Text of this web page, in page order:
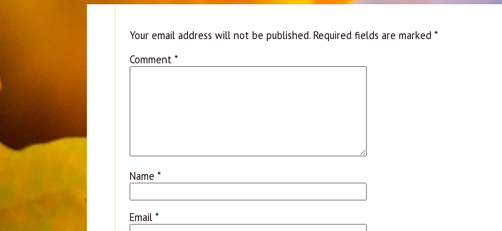
Your email address will not be published. Required fields are marked *
Comment *
Name *
Email *